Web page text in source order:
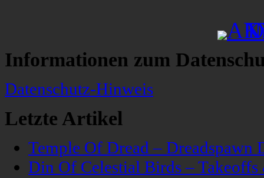
Informationen zum
Datenschutz-Hinweis
Letzte Artikel
Temple Of Dread – Dreadspawn
Din Of Celestial Birds –